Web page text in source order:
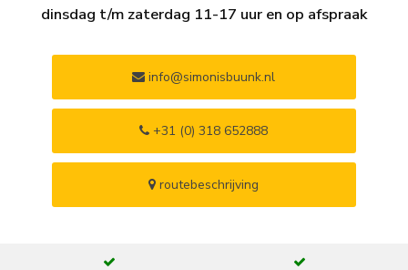
dinsdag t/m zaterdag 11-17 uur en op afspraak
info@simonisbuunk.nl
+31 (0) 318 652888
routebeschrijving